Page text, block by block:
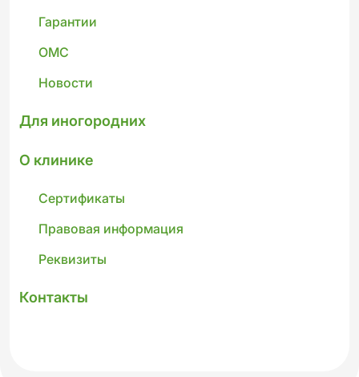
Гарантии
ОМС
Новости
Для иногородних
О клинике
Сертификаты
Правовая информация
Реквизиты
Контакты